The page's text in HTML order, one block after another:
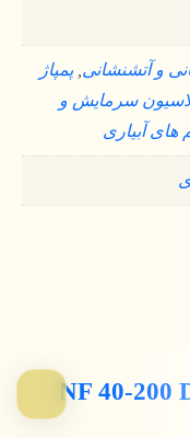
و آتشنشانی ,پمپاژ
سرمایش و
آبیاری